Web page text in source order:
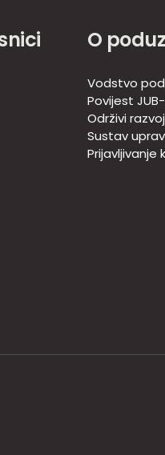
O
Vodstvo
Povijest
Održivi razvoj
Sustav
Prijavljivanje